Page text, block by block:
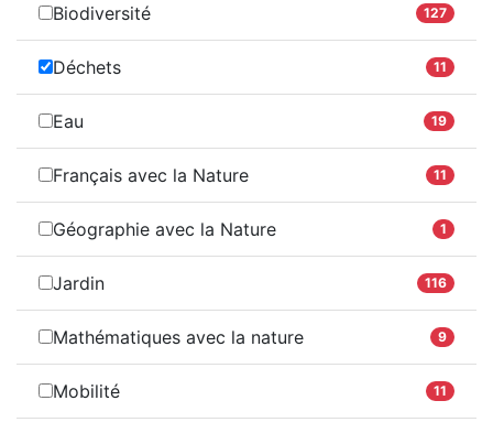
Biodiversité 127
Déchets 11
Eau 19
Français avec la Nature 11
Géographie avec la Nature 1
Jardin 116
Mathématiques avec la nature 9
Mobilité 11